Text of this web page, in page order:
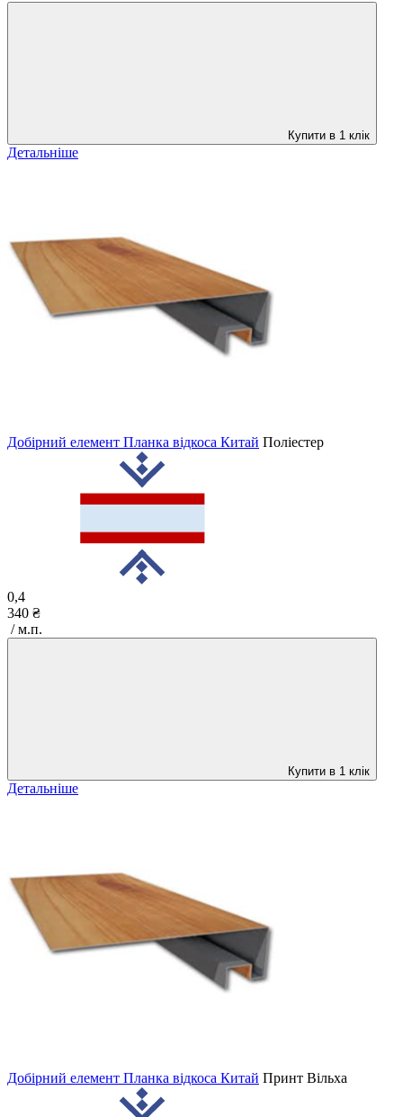
Купити в 1 клік
Детальніше
Добірний елемент Планка відкоса Китай Поліестер
0,4
340 ₴
/ м.п.
Купити в 1 клік
Детальніше
Добірний елемент Планка відкоса Китай Принт Вільха